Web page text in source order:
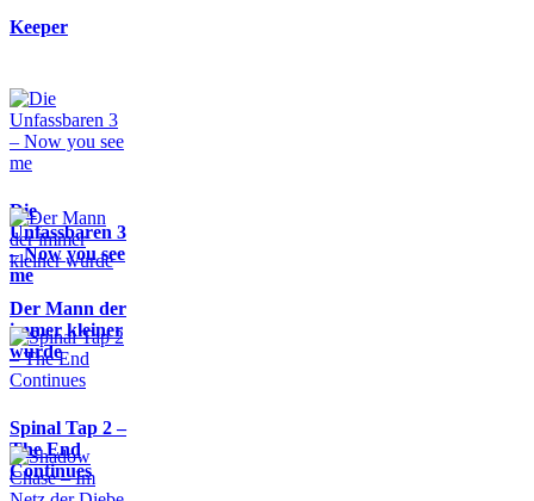
Keeper
Die
Unfassbaren 3
– Now you see
me
Der Mann der
immer kleiner
wurde
Spinal Tap 2 –
The End
Continues